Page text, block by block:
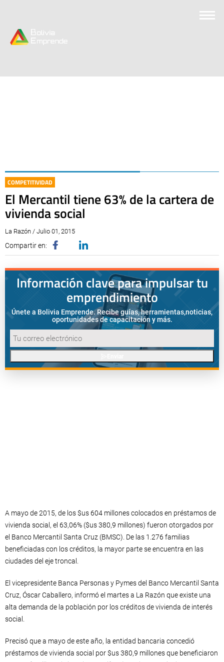
COMPETITIVIDAD
El Mercantil tiene 63% de la cartera de
vivienda social
La Razón / Julio 01, 2015
Compartir en:
Información clave para impulsar tu
emprendimiento
Únete a Bolivia Emprende. Recibe guías, herramientas,noticias,
oportunidades de capacitación y más.
A mayo de 2015, de los $us 604 millones colocados en préstamos de
vivienda social, el 63,06% ($us 380,9 millones) fueron otorgados por
el Banco Mercantil Santa Cruz (BMSC). De las 1.276 familias
beneficiadas con los créditos, la mayor parte se encuentra en las
ciudades del eje troncal.
El vicepresidente Banca Personas y Pymes del Banco Mercantil Santa
Cruz, Óscar Caballero, informó el martes a La Razón que existe una
alta demanda de la población por los créditos de vivienda de interés
social.
Precisó que a mayo de este año, la entidad bancaria concedió
préstamos de vivienda social por $us 380,9 millones que beneficiaron